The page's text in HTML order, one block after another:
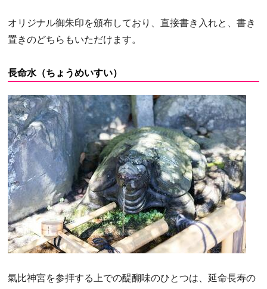
オリジナル御朱印を頒布しており、直接書き入れと、書き
置きのどちらもいただけます。
長命水（ちょうめいすい）
氣比神宮を参拝する上での醍醐味のひとつは、延命長寿の